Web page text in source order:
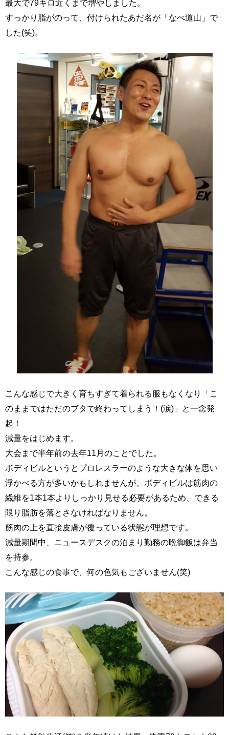
最大で79キロ近くまで増やしました。
すっかり脂がのって、付けられたあだ名が「なべ道山」で
した(笑)。
こんな感じで大きく育ちすぎて着られる服もなくなり「こ
のままではただのブタで終わってしまう！(涙)」と一念発
起！
減量をはじめます。
大会まで半年前の去年11月のことでした。
ボディビルというとプロレスラーのような大きな体を思い
浮かべる方が多いかもしれませんが、ボディビルは筋肉の
繊維を1本1本よりしっかり見せる必要があるため、できる
限り脂肪を落とさなければなりません。
筋肉の上を直接皮膚が覆っている状態が理想です。
減量期間中、ニュースデスクの泊まり勤務の晩御飯は弁当
を持参。
こんな感じの食事で、何の色気もございません(笑)